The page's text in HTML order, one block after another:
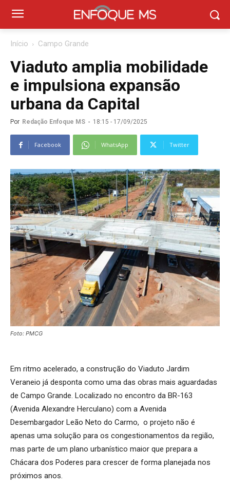
Início Campo Grande
Viaduto amplia mobilidade
e impulsiona expansão
urbana da Capital
Por Redação Enfoque MS - 18:15 - 17/09/2025
Facebook WhatsApp Twitter
Foto: PMCG
Em ritmo acelerado, a construção do Viaduto Jardim
Veraneio já desponta como uma das obras mais aguardadas
de Campo Grande. Localizado no encontro da BR-163
(Avenida Alexandre Herculano) com a Avenida
Desembargador Leão Neto do Carmo, o projeto não é
apenas uma solução para os congestionamentos da região,
mas parte de um plano urbanístico maior que prepara a
Chácara dos Poderes para crescer de forma planejada nos
próximos anos.